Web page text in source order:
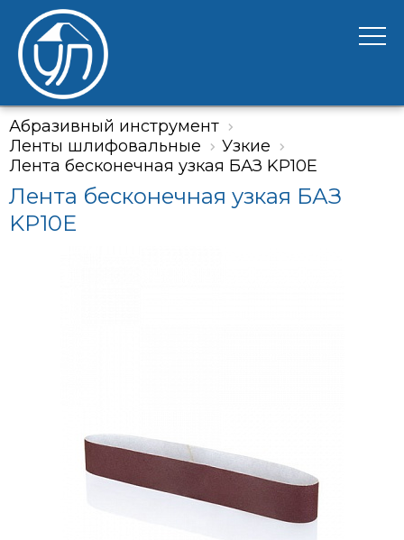
Абразивный инструмент
Ленты шлифовальные
Узкие
Лента бесконечная узкая БАЗ KP10E
Лента бесконечная узкая БАЗ
KP10E